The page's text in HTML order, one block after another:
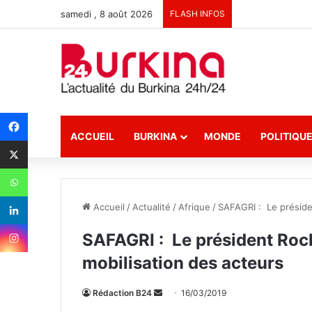
samedi , 8 août 2026 FLASH INFOS
ACCUEIL BURKINA MONDE POLITIQUE
Accueil / Actualité / Afrique / SAFAGRI : Le
SAFAGRI : Le président
mobilisation des acteurs
Rédaction B24 16/03/2019